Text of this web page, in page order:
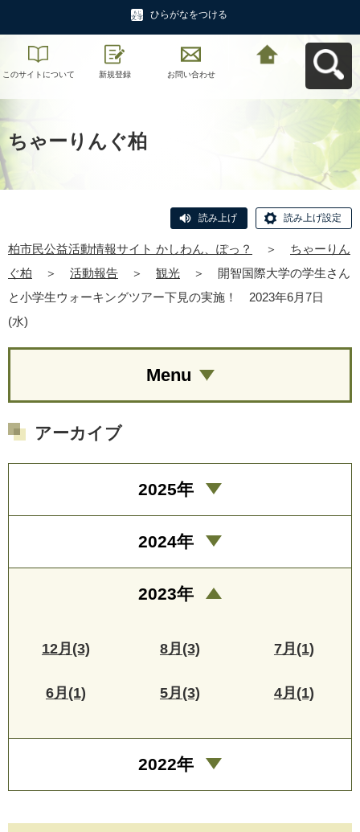
ひらがなをつける
このサイトについて 新規登録 お問い合わせ
ちゃーりんぐ柏
読み上げ 読み上げ設定
柏市民公益活動情報サイト かしわん、ぽっ？ ＞
ちゃーりん
ぐ柏
＞ 活動報告 ＞ 観光 ＞
開智国際大学の学生さん
と小学生ウォーキングツアー下見の実施！ 2023年6月7日
(水)
Menu
アーカイブ
2025年
2024年
2023年
12月(3) 8月(3) 7月(1)
6月(1) 5月(3) 4月(1)
2022年